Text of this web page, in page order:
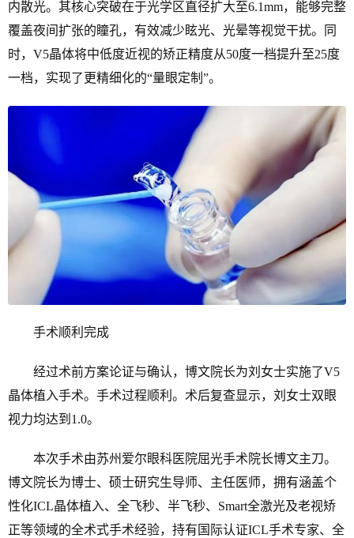
内散光。其核心突破在于光学区直径扩大至6.1mm，能够完整
覆盖夜间扩张的瞳孔，有效减少眩光、光晕等视觉干扰。同
时，V5晶体将中低度近视的矫正精度从50度一档提升至25度
一档，实现了更精细化的“量眼定制”。
手术顺利完成
经过术前方案论证与确认，博文院长为刘女士实施了V5
晶体植入手术。手术过程顺利。术后复查显示，刘女士双眼
视力均达到1.0。
本次手术由苏州爱尔眼科医院屈光手术院长博文主刀。
博文院长为博士、硕士研究生导师、主任医师，拥有涵盖个
性化ICL晶体植入、全飞秒、半飞秒、Smart全激光及老视矫
正等领域的全术式手术经验，持有国际认证ICL手术专家、全